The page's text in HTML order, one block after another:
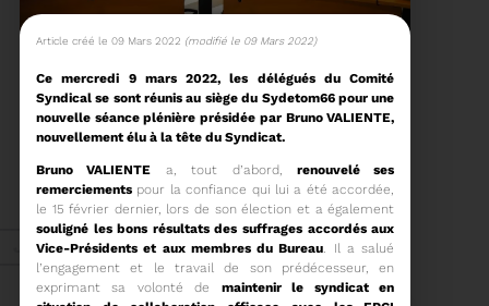
L'actu.
Filtres
246
Toute l'actu
23
Compostage
159
Recyclage
116
Zéro
déchet
14
Energie
36
Reportage
Juin 2026
Article créé le 09 Mars 2022 (modifié le 09 Mars 2022)
Ce mercredi 9 mars 2022, les délégués du Comité
Syndical se sont réunis au siège du Sydetom66 pour une
nouvelle séance plénière présidée par Bruno VALIENTE,
nouvellement élu à la tête du Syndicat.
Bruno VALIENTE a, tout d’abord, renouvelé ses
remerciementspour la confiance qui lui a été accordée,
le 15 février dernier, lors de son élection et a également
souligné les bons résultats des suffrages accordés aux
Vice-Présidents et aux membres du Bureau. Il a salué
l’engagement et le travail de son prédécesseur, en
exprimant sa volonté de maintenir le syndicat en